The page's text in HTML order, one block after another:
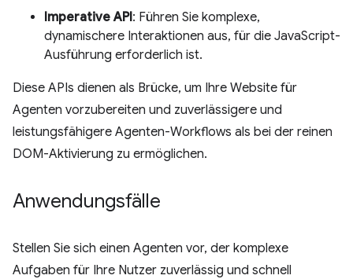
Imperative API: Führen Sie komplexe,
dynamischere Interaktionen aus, für die JavaScript-
Ausführung erforderlich ist.
Diese APIs dienen als Brücke, um Ihre Website für
Agenten vorzubereiten und zuverlässigere und
leistungsfähigere Agenten-Workflows als bei der reinen
DOM-Aktivierung zu ermöglichen.
Anwendungsfälle
Stellen Sie sich einen Agenten vor, der komplexe
Aufgaben für Ihre Nutzer zuverlässig und schnell